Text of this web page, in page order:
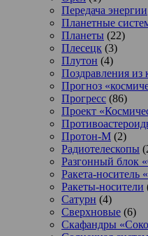
Передача энергии
Планетные
Планеты (22)
Плесецк (3)
Плутон (4)
Поздравления из
Прогноз
Прогресс (86)
Проект
Протон-М (2)
Радиотелескопы
Разгонный блок
Ракета-носитель
Ракеты-носители
Сатурн (4)
Сверхновые (6)
Скафандры